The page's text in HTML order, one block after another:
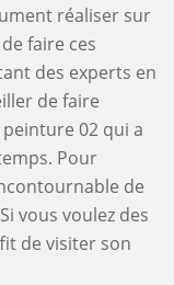
réaliser sur
faire ces
des experts en
de faire
02 qui a
Pour
de
vous voulez des
de visiter son